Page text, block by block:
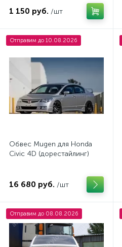
1 150 руб. /шт
Отправим до 10.08.2026
Обвес Mugen для Honda
Civic 4D (дорестайлинг)
16 680 руб. /шт
Отправим до 08.08.2026